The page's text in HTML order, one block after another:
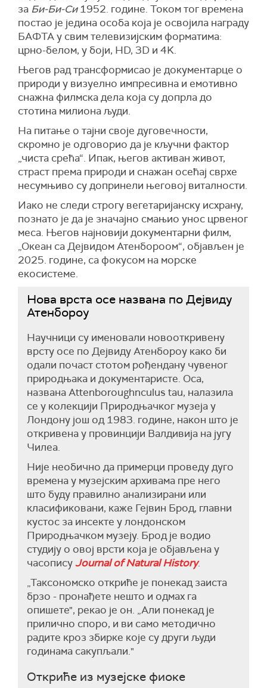
за Би-Би-Си1952. године. Током тог времена
постао је једина особа која је освојила награду
БАФТА у свим телевизијским форматима:
црно-белом, у боји, HD, 3D и 4K.
Његов рад трансформисао је документарце о
природи у визуелно импресивна и емотивно
снажна филмска дела која су допрла до
стотина милиона људи.
На питање о тајни своје дуговечности,
скромно је одговорио да је кључни фактор
„чиста срећа“. Ипак, његов активан живот,
страст према природи и снажан осећај сврхе
несумњиво су допринели његовој виталности.
Иако не следи строгу вегетаријанску исхрану,
познато је да је значајно смањио унос црвеног
меса. Његов најновији документарни филм,
„Океан са Дејвидом Атенбороом“, објављен је
2025. године, са фокусом на морске
екосистеме.
Нова врста осе названа по Дејвиду
Атенбороу
Научници су именовали новооткривену
врсту осе по Дејвиду Атенбороу како би
одали почаст стотом рођендану чувеног
природњака и документаристе. Оса,
названа Attenboroughnculus tau, налазила
се у колекцији Природњачког музеја у
Лондону још од 1983. године, након што је
откривена у провинцији Валдивија на југу
Чилеа.
Није необично да примерци проведу дуго
времена у музејским архивама пре него
што буду правилно анализирани или
класификовани, каже Гејвин Брод, главни
кустос за инсекте у лондонском
Природњачком музеју. Брод је водио
студију о овој врсти која је објављена у
часописуJournal of Natural History.
„Таксономско откриће је понекад заиста
брзо - пронађете нешто и одмах га
опишете", рекао је он. „Али понекад је
прилично споро, и ви само методично
радите кроз збирке које су други људи
годинама сакупљали."
Откриће из музејске фиоке